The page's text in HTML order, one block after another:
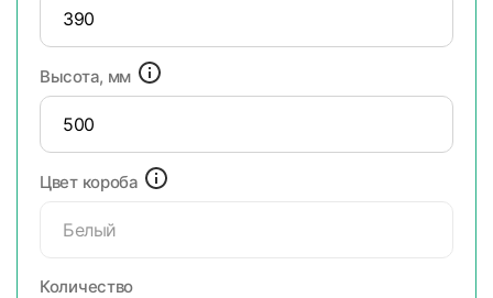
Высота, мм
Цвет короба
Белый
Количество